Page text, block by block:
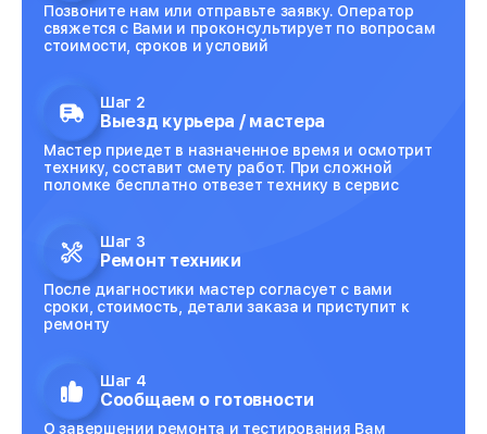
Позвоните нам или отправьте заявку. Оператор
свяжется с Вами и проконсультирует по вопросам
стоимости, сроков и условий
Шаг 2
Выезд курьера / мастера
Мастер приедет в назначенное время и осмотрит
технику, составит смету работ. При сложной
поломке бесплатно отвезет технику в сервис
Шаг 3
Ремонт техники
После диагностики мастер согласует с вами
сроки, стоимость, детали заказа и приступит к
ремонту
Шаг 4
Сообщаем о готовности
О завершении ремонта и тестирования Вам